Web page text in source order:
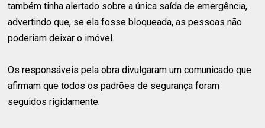
também tinha alertado sobre a única saída de emergência,
advertindo que, se ela fosse bloqueada, as pessoas não
poderiam deixar o imóvel.
Os responsáveis pela obra divulgaram um comunicado que
afirmam que todos os padrões de segurança foram
seguidos rigidamente.